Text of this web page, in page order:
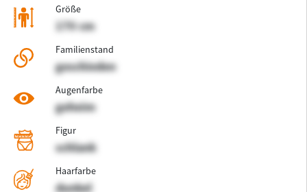
Größe
170 cm
Familienstand
geschieden
Augenfarbe
geheim
Figur
schlank
Haarfarbe
dunkel